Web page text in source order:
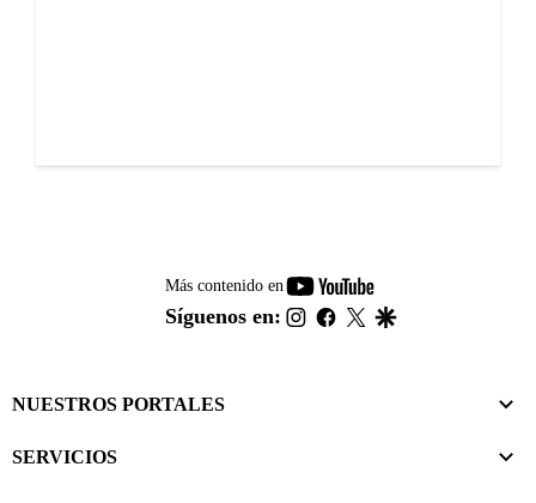
Más contenido en
youtube-
footer
Síguenos en: instagram
facebook
twitter
NUESTROS PORTALES
SERVICIOS